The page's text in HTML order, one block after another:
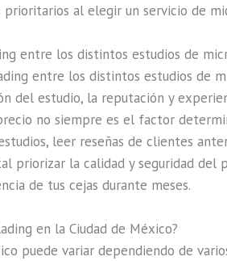
prioritarios al elegir un servicio de
entre los distintos estudios de
entre los distintos estudios de
del estudio, la reputación y
no siempre es el factor
leer reseñas de clientes
priorizar la calidad y seguridad
de tus cejas durante meses.
en la Ciudad de México?
puede variar dependiendo de